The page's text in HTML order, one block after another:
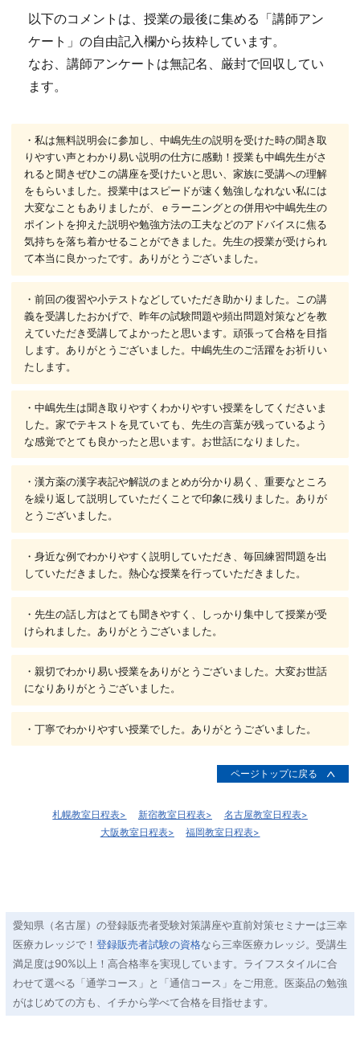
以下のコメントは、授業の最後に集める「講師アン
ケート」の自由記入欄から抜粋しています。
なお、講師アンケートは無記名、厳封で回収してい
ます。
・私は無料説明会に参加し、中嶋先生の説明を受けた時の聞き取
りやすい声とわかり易い説明の仕方に感動！授業も中嶋先生がさ
れると聞きぜひこの講座を受けたいと思い、家族に受講への理解
をもらいました。授業中はスピードが速く勉強しなれない私には
大変なこともありましたが、ｅラーニングとの併用や中嶋先生の
ポイントを抑えた説明や勉強方法の工夫などのアドバイスに焦る
気持ちを落ち着かせることができました。先生の授業が受けられ
て本当に良かったです。ありがとうございました。
・前回の復習や小テストなどしていただき助かりました。この講
義を受講したおかげで、昨年の試験問題や頻出問題対策などを教
えていただき受講してよかったと思います。頑張って合格を目指
します。ありがとうございました。中嶋先生のご活躍をお祈りい
たします。
・中嶋先生は聞き取りやすくわかりやすい授業をしてくださいま
した。家でテキストを見ていても、先生の言葉が残っているよう
な感覚でとても良かったと思います。お世話になりました。
・漢方薬の漢字表記や解説のまとめが分かり易く、重要なところ
を繰り返して説明していただくことで印象に残りました。ありが
とうございました。
・身近な例でわかりやすく説明していただき、毎回練習問題を出
していただきました。熱心な授業を行っていただきました。
・先生の話し方はとても聞きやすく、しっかり集中して授業が受
けられました。ありがとうございました。
・親切でわかり易い授業をありがとうございました。大変お世話
になりありがとうございました。
・丁寧でわかりやすい授業でした。ありがとうございました。
ページトップに戻る
札幌教室日程表 新宿教室日程表
名古屋教室日程表
大阪教室日程表
福岡教室日程表
愛知県（名古屋）の登録販売者受験対策講座や直前対策セミナーは三幸
医療カレッジで！ 登録販売者試験の資格なら三幸医療カレッジ。受講生
満足度は90%以上！高合格率を実現しています。ライフスタイルに合
わせて選べる「通学コース」と「通信コース」をご用意。医薬品の勉強
がはじめての方も、イチから学べて合格を目指せます。